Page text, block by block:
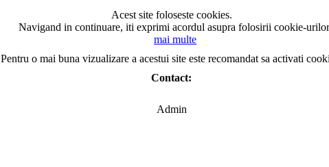
Acest site foloseste cookies.
Navigand in continuare, iti exprimi acordul asupra folosirii cookie-
mai multe
Pentru o mai buna vizualizare a acestui site este recomandat sa activati
Contact:
Admin